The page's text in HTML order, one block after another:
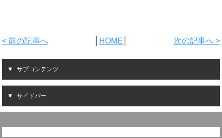
< 前の記事へ HOME 次の記事へ >
サブコンテンツ
サイドバー